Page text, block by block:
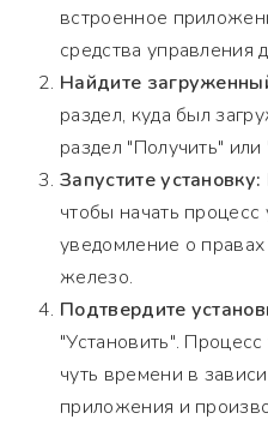
встроенное
средства управления
Найдите
раздел, куда был
раздел "Получить" или
Запустите установку:
чтобы начать
уведомление о
железо.
Подтвердите
"Установить".
чуть времени в
приложения и